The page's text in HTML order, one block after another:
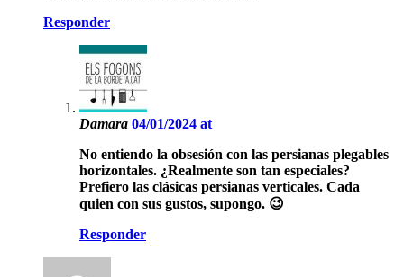
Responder
Damara 04/01/2024 at
No entiendo la obsesión con las persianas plegables
horizontales. ¿Realmente son tan especiales?
Prefiero las clásicas persianas verticales. Cada
quien con sus gustos, supongo. 😉
Responder